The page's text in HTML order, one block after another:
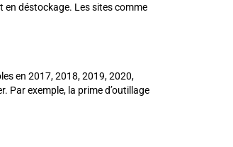
en déstockage. Les sites comme
en 2017, 2018, 2019, 2020,
Par exemple, la prime d’outillage